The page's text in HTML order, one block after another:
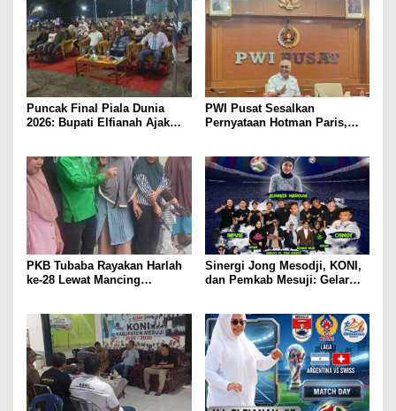
Sarana Training Center Para
Atlet Daerah
Puncak Final Piala Dunia
2026: Bupati Elfianah Ajak
PWI Pusat Sesalkan
Pernyataan Hotman Paris,
Pers
PKB Tubaba Rayakan Harlah
ke-28 Lewat Mancing
Sinergi Jong Mesodji, KONI,
dan Pemkab Mesuji: Gelar
Hiburan Menyatukan
Masyarakat